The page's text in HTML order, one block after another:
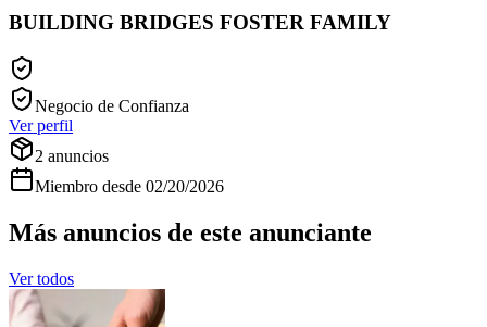
BUILDING BRIDGES FOSTER FAMILY
Negocio de Confianza
Ver perfil
2 anuncios
Miembro desde 02/20/2026
Más anuncios de este anunciante
Ver todos